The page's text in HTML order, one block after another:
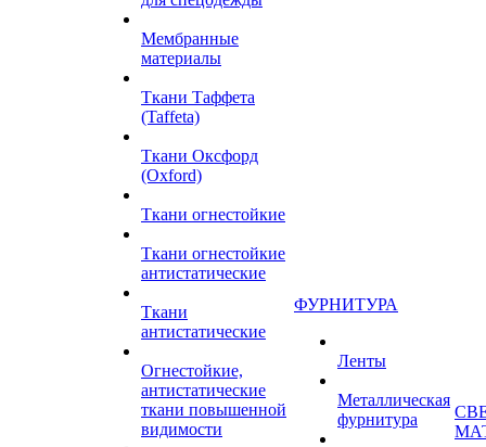
Мембранные
материалы
Ткани Таффета
(Taffeta)
Ткани Оксфорд
(Oxford)
Ткани огнестойкие
Ткани огнестойкие
антистатические
Ткани
антистатические
Огнестойкие,
антистатические
ткани повышенной
видимости
ФУРНИТУРА
Ленты
Металлическая
фурнитура